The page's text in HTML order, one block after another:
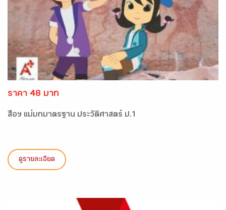
ราคา 48 บาท
สื่อฯ แม่บทมาตรฐาน ประวัติศาสตร์ ป.1
ดูรายละเอียด